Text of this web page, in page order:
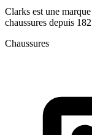
Clarks est une
chaussures depuis
Chaussures